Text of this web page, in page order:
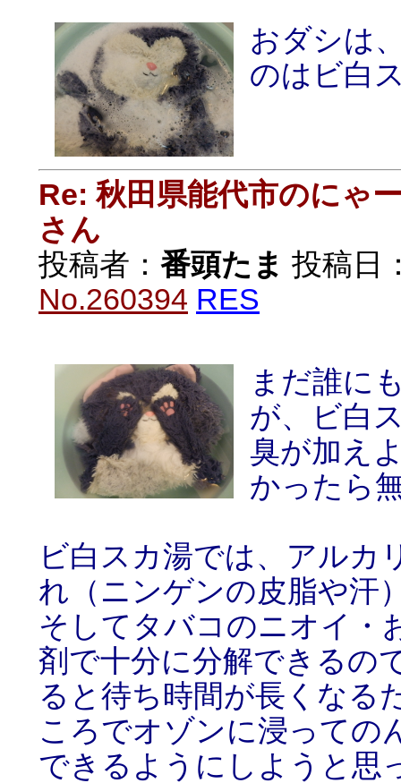
おダシは
のはビ白
Re: 秋田県能代市のにゃ
さん
投稿者： 番頭たま 投稿日
No.260394 RES
まだ誰に
が、ビ白
臭が加え
かったら
ビ白スカ湯では、アルカ
れ（ニンゲンの皮脂や汗
そしてタバコのニオイ・
剤で十分に分解できるの
ると待ち時間が長くなる
ころでオゾンに浸っての
できるようにしようと思